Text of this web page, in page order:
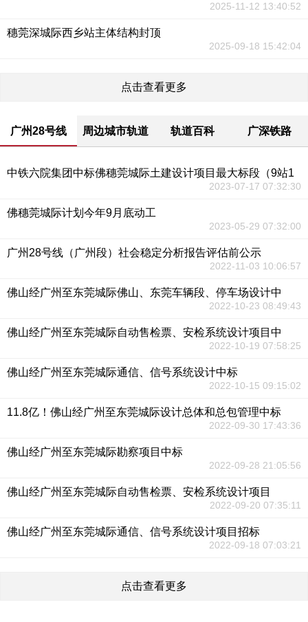
2025-11-12 13:40:52
穗莞深城际西乡站主体结构封顶
2025-09-18 15:42:04
点击查看更多
广州28号线 周边城市轨道 轨道百科 广深铁路
中铁六院集团中标佛穗莞城际土建设计项目最大标段（9站1
2023-07-17 07:32:30
佛穗莞城际计划今年9月底动工
2023-05-29 07:32:00
广州28号线（广州段）社会稳定分析报告评估前公示
2022-11-03 10:06:57
佛山经广州至东莞城际佛山、东莞车辆段、停车场设计中
2022-10-23 08:49:43
佛山经广州至东莞城际自动售检票、安检系统设计项目中
2022-10-19 07:58:25
佛山经广州至东莞城际通信、信号系统设计中标
2022-10-15 09:15:02
11.8亿！佛山经广州至东莞城际设计总体和总包管理中标
2022-09-30 17:43:36
佛山经广州至东莞城际勘察项目中标
2022-09-28 21:05:56
佛山经广州至东莞城际自动售检票、安检系统设计项目
2022-09-20 07:35:11
佛山经广州至东莞城际通信、信号系统设计项目招标
2022-09-18 07:03:21
点击查看更多